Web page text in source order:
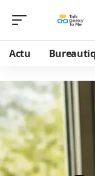
Actu